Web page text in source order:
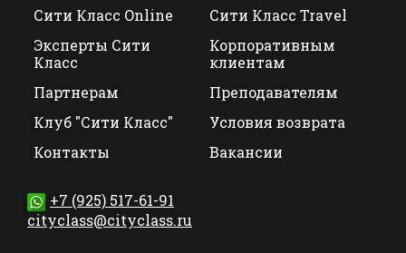
Сити Класс Online
Сити Класс Travel
Эксперты Сити
Класс
Корпоративным
клиентам
Партнерам
Преподавателям
Клуб "Сити Класс"
Условия возврата
Контакты
Вакансии
+7 (925) 517-61-91
cityclass@cityclass.ru